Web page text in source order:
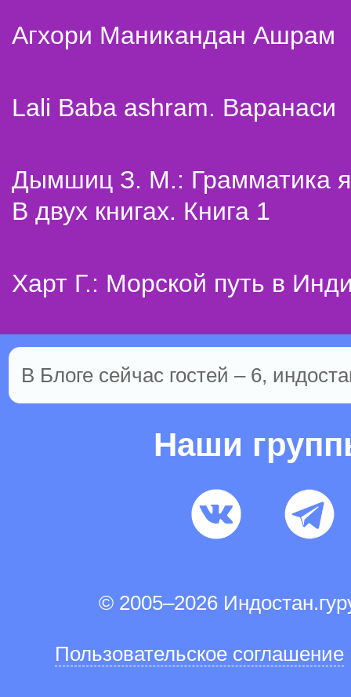
Агхори Маникандан Ашрам
Lali Baba ashram. Варанаси
Дымшиц З. М.: Грамматика
В двух книгах. Книга 1
Харт Г.: Морской путь в
В Блоге сейчас гостей – 6,
Наши
© 2005–2026
Пользовательское соглашение